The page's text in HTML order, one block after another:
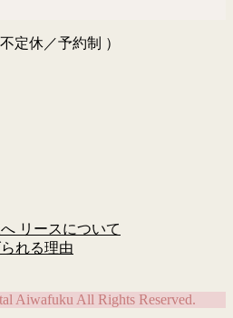
定休／予約制 ）
リースについて
れる理由
Aiwafuku All Rights Reserved.